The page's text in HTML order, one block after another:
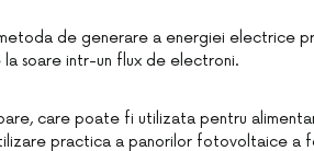
de generare a energiei electrice
soare intr-un flux de electroni.
care poate fi utilizata pentru
practica a panorilor fotovoltaice a